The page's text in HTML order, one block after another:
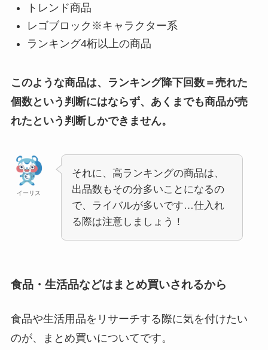
トレンド商品
レゴブロック※キャラクター系
ランキング4桁以上の商品
このような商品は、ランキング降下回数＝売れた
個数という判断にはならず、あくまでも商品が売
れたという判断しかできません。
イーリス
それに、高ランキングの商品は、
出品数もその分多いことになるの
で、ライバルが多いです…仕入れ
る際は注意しましょう！
食品・生活品などはまとめ買いされるから
食品や生活用品をリサーチする際に気を付けたい
のが、まとめ買いについてです。